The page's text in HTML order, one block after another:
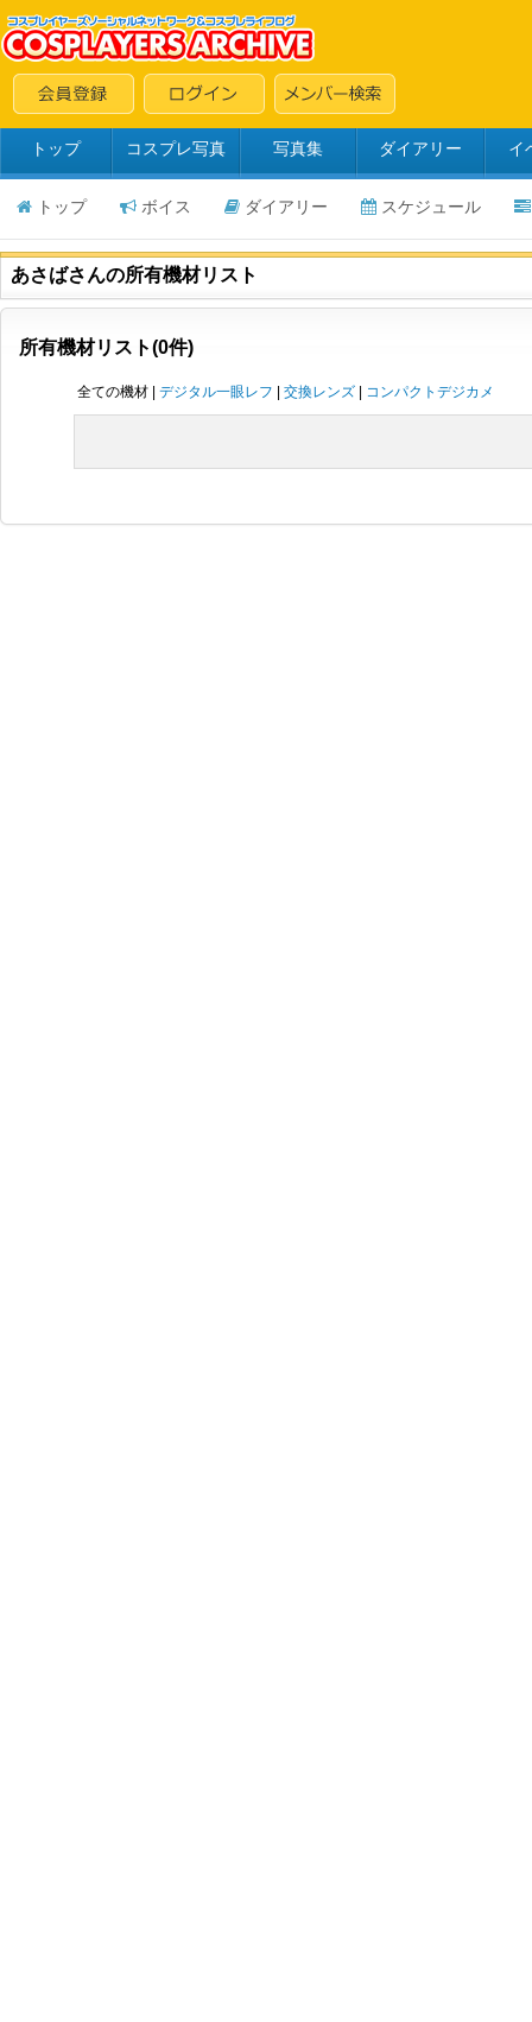
トップ コスプレ写真 写真集 ダイアリー イ
トップ ボイス ダイアリー スケジュール
あさばさんの所有機材リスト
所有機材リスト(0件)
全ての機材 | デジタル一眼レフ 交換レンズ コンパクトデジカメ